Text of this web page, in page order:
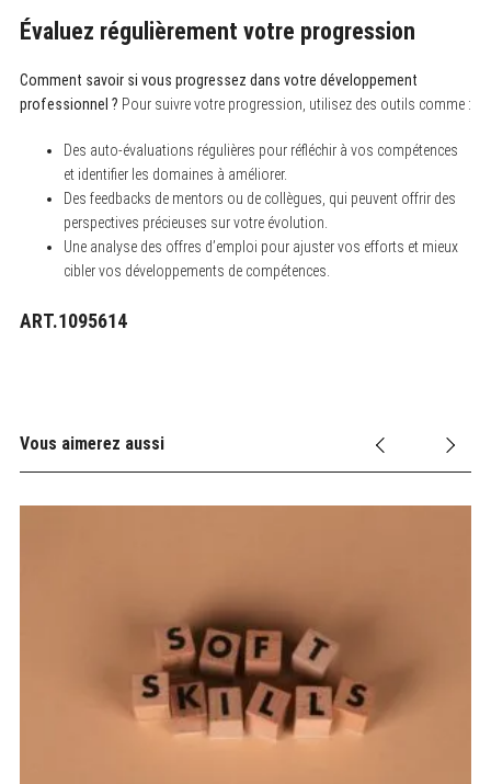
Évaluez régulièrement votre progression
Comment savoir si vous progressez dans votre développement
professionnel ? Pour suivre votre progression, utilisez des outils comme :
Des auto-évaluations régulières pour réfléchir à vos compétences
et identifier les domaines à améliorer.
Des feedbacks de mentors ou de collègues, qui peuvent offrir des
perspectives précieuses sur votre évolution.
Une analyse des offres d’emploi pour ajuster vos efforts et mieux
cibler vos développements de compétences.
ART.1095614
Vous aimerez aussi